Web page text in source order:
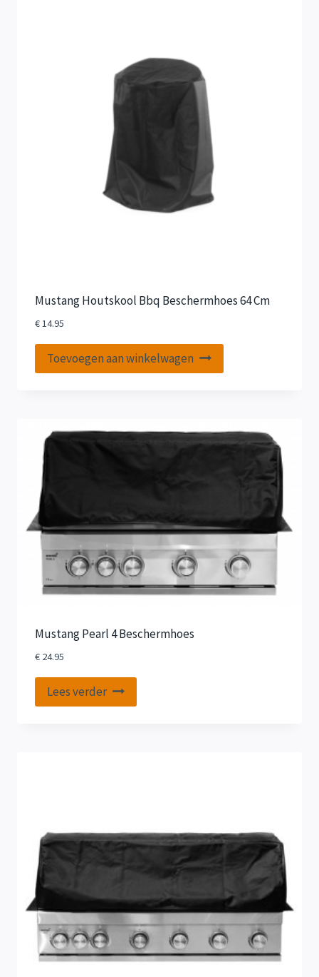
Mustang Houtskool Bbq Beschermhoes 64 Cm
€14.95
Toevoegen aan winkelwagen
Mustang Pearl 4 Beschermhoes
€24.95
Lees verder